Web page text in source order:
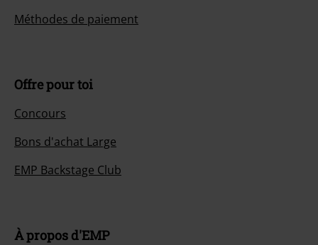
Méthodes de paiement
Offre pour toi
Concours
Bons d'achat Large
EMP Backstage Club
À propos d'EMP